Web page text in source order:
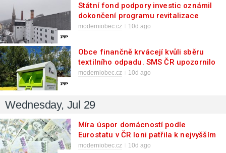
Státní fond podpory investic oznámil
dokončení programu revitalizace
velkých brownfieldů
moderniobec.cz 10d ago
Obce finančně krvácejí kvůli sběru
textilního odpadu. SMS ČR upozornilo
ministra životního prostředí na vysoké
moderniobec.cz 10d ago
Wednesday, Jul 29
Míra úspor domácností podle
Eurostatu v ČR loni patřila k nejvyšším
v EU
moderniobec.cz 10d ago